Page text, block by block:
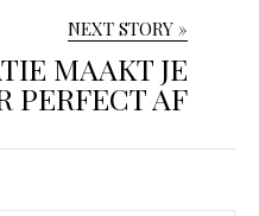
NEXT STORY »
MAAKT JE
PERFECT AF